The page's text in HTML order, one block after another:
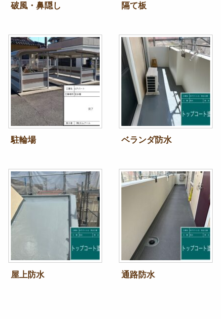
破風・鼻隠し 隔て板
駐輪場 ベランダ防水
屋上防水 通路防水